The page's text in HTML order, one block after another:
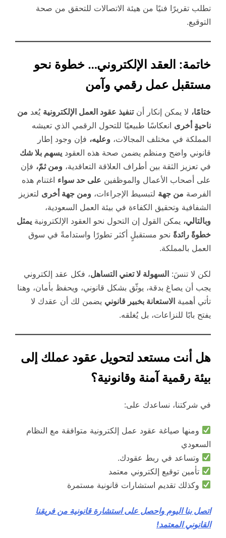
تطلب تقريرًا فنيًا من هيئة الاتصالات للتحقق من صحة
التوقيع.
خاتمة: العقد الإلكتروني… خطوة نحو
مستقبل عمل رقمي وآمن
ختامًا، لا يمكن إنكار أنتنفيذ عقود العمل الإلكترونية يُعد من
ناحيةٍ أخرى انعكاسًا طبيعيًا للتحول الرقمي الذي تعيشه
المملكة في مختلف المجالات، وعليه، فإن وجود إطار
قانوني واضح ومنظم يضمن صحة هذه العقود يسهم بلا شك
في تعزيز الثقة بين أطراف العلاقة التعاقدية، ومن ثمّ، فإن
على أصحاب الأعمال والموظفين على حد سواء اغتنام هذه
الفرصة من جهة لتبسيط الإجراءات، ومن جهة أخرى لتعزيز
الشفافية وتحقيق الكفاءة في بيئة العمل السعودية،
وبالتالي، يمكن القول إن التحول نحو العقود الإلكترونية يمثل
خطوةً رائدةً نحو مستقبلٍ أكثر تطورًا واستدامةً في سوق
العمل بالمملكة.
لكن لا تنسَ: السهولة لا تعني التساهل، فكل عقد إلكتروني
يجب أن يصاغ بدقة، يوثّق بشكل قانوني، ويحفظ بأمان، وهنا
تأتي أهمية الاستعانة بخبير قانوني يضمن لك أن عقدك لا
يفتح بابًا للنزاعات، بل يُغلقه.
هل أنت مستعد لتحويل عقود عملك إلى
بيئة رقمية آمنة وقانونية؟
في شركتنا، نساعدك على:
ومنها صياغة عقود عمل إلكترونية متوافقة مع النظام
السعودي
وتساعد في ربط عقودك.
تأمين توقيع إلكتروني معتمد
وكذلك تقديم استشارات قانونية مستمرة
اتصل بنا اليوم واحصل على استشارة قانونية من فريقنا
القانوني المعتمد!